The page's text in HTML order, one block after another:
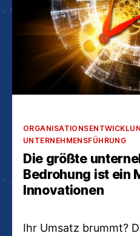
Kategorien
UNTERNEHMENSFÜHRUNG
Die größte
Bedrohung ist ein
Innovationen
Ihr Umsatz brummt?